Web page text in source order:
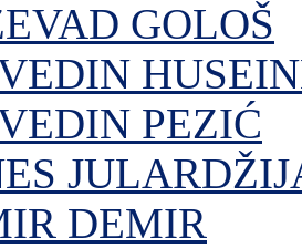
GOLOŠ
PEZIĆ
DEMIR